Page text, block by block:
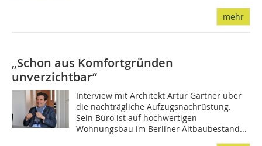
mehr
„Schon aus Komfortgründen
unverzichtbar“
Interview mit Architekt Artur Gärtner über
die nachträgliche Aufzugsnachrüstung.
Sein Büro ist auf hochwertigen
Wohnungsbau im Berliner Altbaubestand...